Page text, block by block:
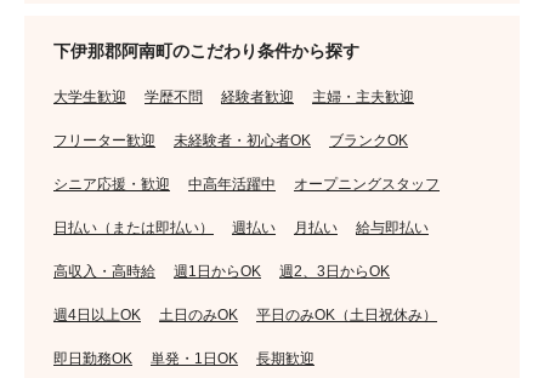
下伊那郡阿南町のこだわり条件から探す
大学生歓迎 学歴不問 経験者歓迎 主婦・主夫歓迎
フリーター歓迎 未経験者・初心者OK ブランクOK
シニア応援・歓迎 中高年活躍中 オープニングスタッフ
日払い（または即払い） 週払い 月払い 給与即払い
高収入・高時給 週1日からOK 週2、3日からOK
週4日以上OK 土日のみOK 平日のみOK（土日祝休み）
即日勤務OK 単発・1日OK 長期歓迎